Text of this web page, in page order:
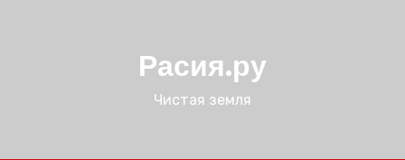
Расия.ру
Чистая земля